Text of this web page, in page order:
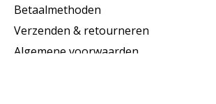
Betaalmethoden
Verzenden & retourneren
Algemene voorwaarden